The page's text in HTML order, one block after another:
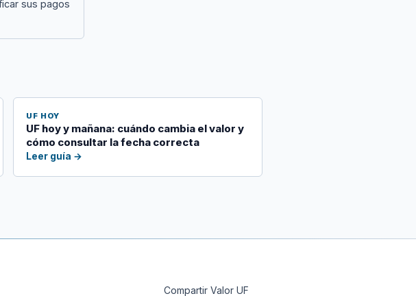
sus pagos
UF HOY
UF hoy y mañana: cuándo cambia el valor y
cómo consultar la fecha correcta
Leer guía →
Compartir Valor UF